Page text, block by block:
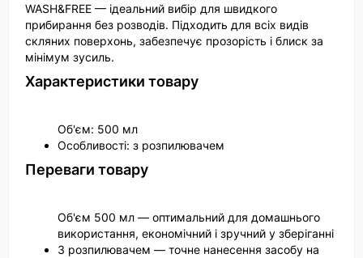
WASH&FREE — ідеальний вибір для швидкого
прибирання без розводів. Підходить для всіх видів
скляних поверхонь, забезпечує прозорість і блиск за
мінімум зусиль.
Характеристики товару
Об'єм: 500 мл
Особливості: з розпилювачем
Переваги товару
Об'єм 500 мл — оптимальний для домашнього
використання, економічний і зручний у зберіганні
З розпилювачем — точне нанесення засобу на